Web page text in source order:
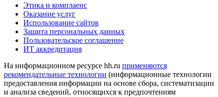
Этика и комплаенс
Оказание услуг
Использование сайтов
Защита персональных данных
Пользовательское соглашение
ИТ аккредитация
На информационном ресурсе hh.ru применяются
рекомендательные технологии (информационные технологии
предоставления информации на основе сбора, систематизации
и анализа сведений, относящихся к предпочтениям